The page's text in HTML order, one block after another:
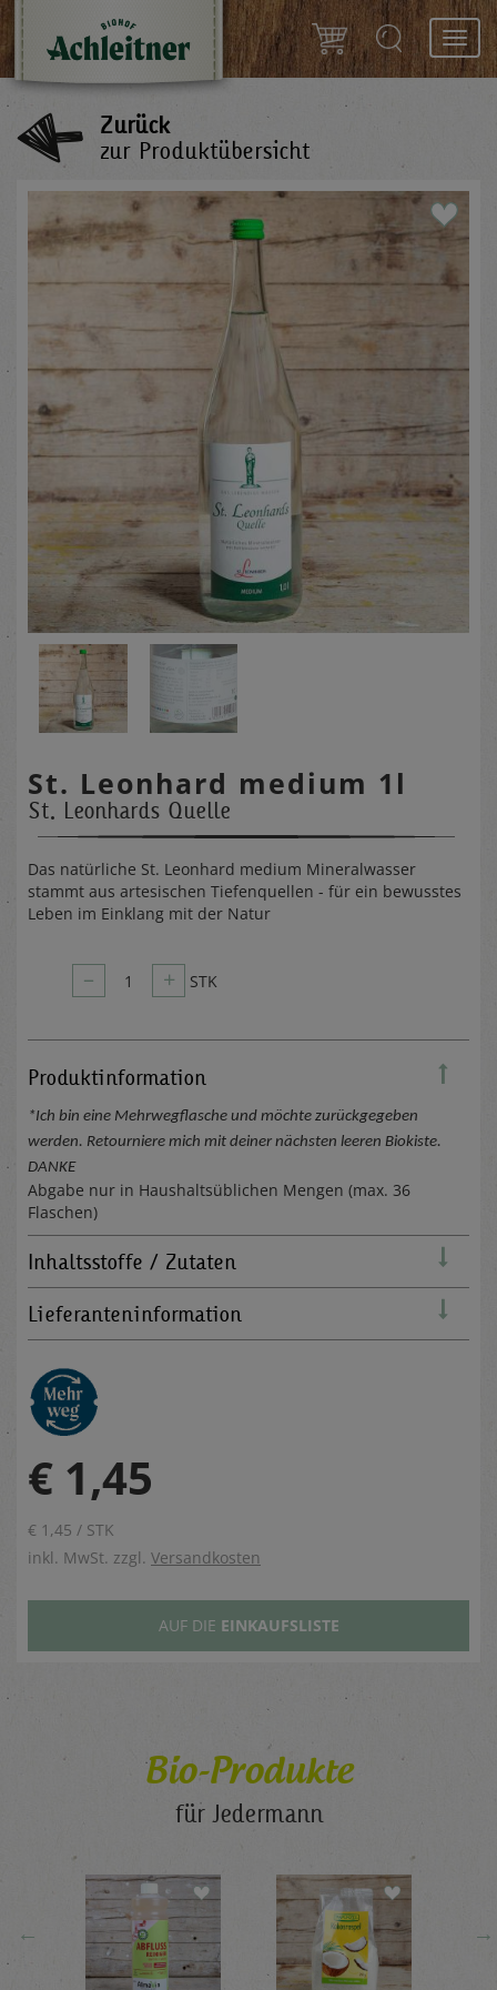
Zurück
zur Produktübersicht
St. Leonhard medium 1l
St. Leonhards Quelle
Das natürliche St. Leonhard medium Mineralwasser
stammt aus artesischen Tiefenquellen - für ein bewusstes
Leben im Einklang mit der Natur
– 1 + STK
Produktinformation
*Ich bin eine Mehrwegflasche und möchte zurückgegeben
werden. Retourniere mich mit deiner nächsten leeren Biokiste.
DANKE
Abgabe nur in Haushaltsüblichen Mengen (max. 36
Flaschen)
Inhaltsstoffe / Zutaten
Lieferanteninformation
€ 1,45
€ 1,45 / STK
inkl. MwSt. zzgl. Versandkosten
AUF DIE EINKAUFSLISTE
Bio-Produkte
für Jedermann
← →